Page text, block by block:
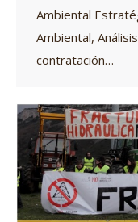
Ambiental
Ambiental,
contratación…